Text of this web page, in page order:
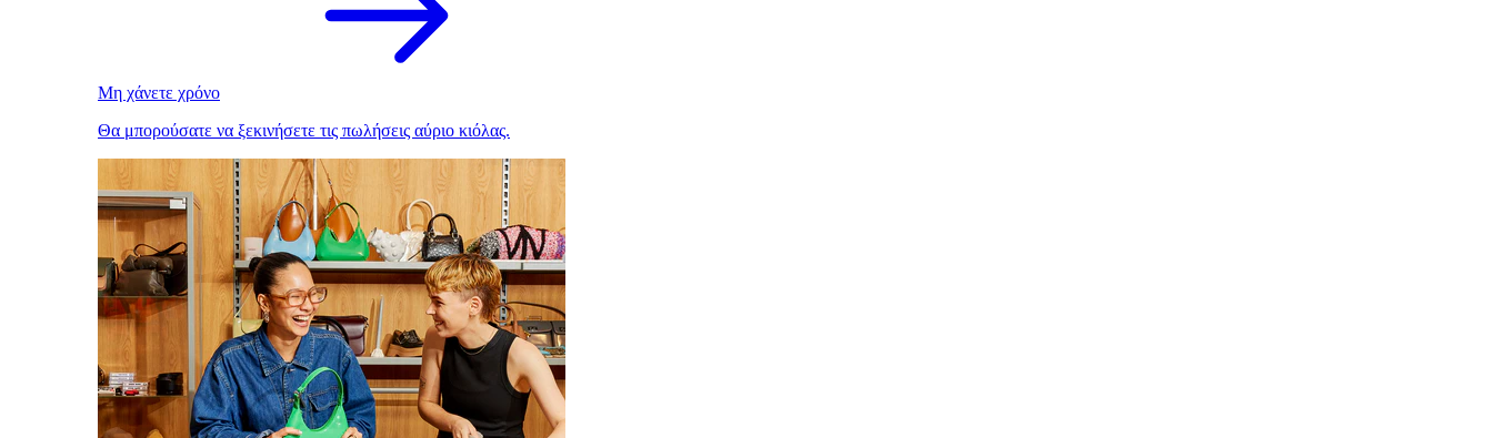
Μη χάνετε χρόνο
Θα μπορούσατε να ξεκινήσετε τις πωλήσεις αύριο κιόλας.